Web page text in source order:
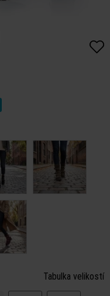
Tabulka velikostí